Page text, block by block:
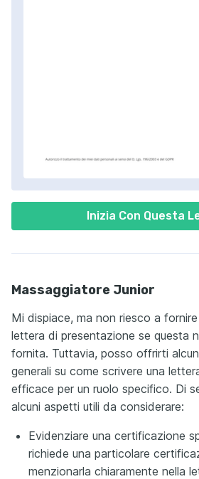
Inizia Con Questa
Massaggiatore Junior
Mi dispiace, ma non riesco a
lettera di presentazione se questa
fornita. Tuttavia, posso offrirti
generali su come scrivere una
efficace per un ruolo specifico. Di
alcuni aspetti utili da considerare:
Evidenziare una certificazione
richiede una particolare
menzionarla chiaramente nella